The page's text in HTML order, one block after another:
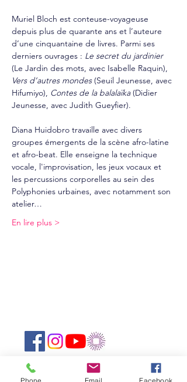
Muriel Bloch est conteuse-voyageuse
depuis plus de quarante ans et l’auteure
d’une cinquantaine de livres. Parmi ses
derniers ouvrages : Le secret du jardinier
(Le Jardin des mots, avec Isabelle Raquin),
Vers d’autres mondes (Seuil Jeunesse, avec
Hifumiyo), Contes de la balalaïka (Didier
Jeunesse, avec Judith Gueyfier).
Diana Huidobro travaille avec divers
groupes émergents de la scène afro-latine
et afro-beat. Elle enseigne la technique
vocale, l'improvisation, les jeux vocaux et
les percussions corporelles au sein des
Polyphonies urbaines, avec notamment son
atelier…
En lire plus >
Newsletter
Phone Email Facebook